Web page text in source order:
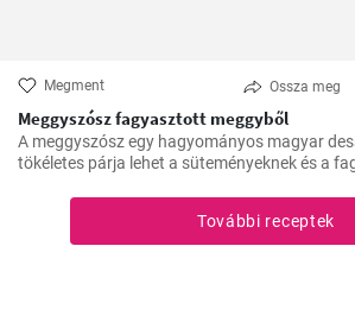
Megment Ossza meg
Meggyszósz fagyasztott meggyből
A meggyszósz egy hagyományos magyar
tökéletes párja lehet a süteményeknek és a
finomságot.
További receptek